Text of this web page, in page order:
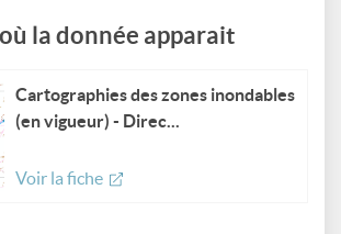
la donnée apparait
Cartographies des zones inondables
(en vigueur) - Direc...
Voir la fiche